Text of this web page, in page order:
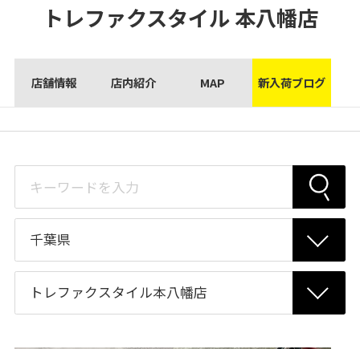
トレファクスタイル本八幡店
店舗情報 店内紹介 MAP 新入荷ブログ